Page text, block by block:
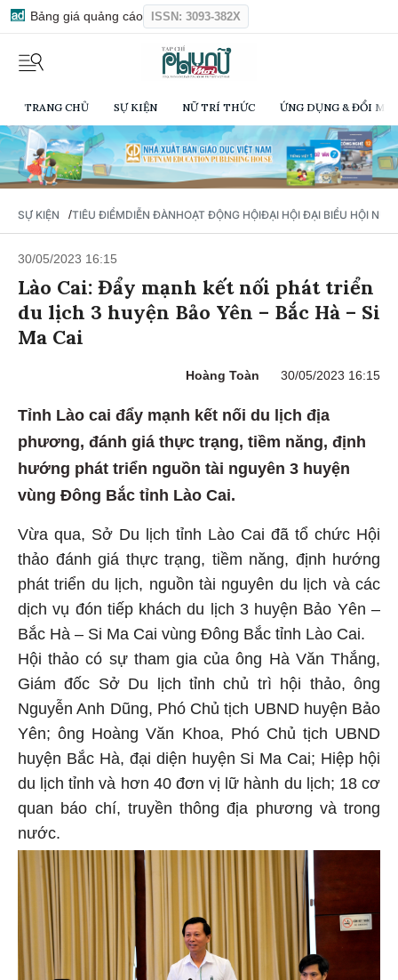
Bảng giá quảng cáo ISSN: 3093-382X
TRANG CHỦ SỰ KIỆN NỮ TRÍ THỨC ỨNG DỤNG & ĐỔI
SỰ KIỆN / TIÊU ĐIỂMDIỄN ĐÀNHOẠT ĐỘNG HỘIĐẠI HỘI ĐẠI BIỂU HỘI NỮ
30/05/2023 16:15
Lào Cai: Đẩy mạnh kết nối phát triển
du lịch 3 huyện Bảo Yên – Bắc Hà – Si
Ma Cai
Hoàng Toàn 30/05/2023 16:15
Tỉnh Lào cai đẩy mạnh kết nối du lịch địa
phương, đánh giá thực trạng, tiềm năng, định
hướng phát triển nguồn tài nguyên 3 huyện
vùng Đông Bắc tỉnh Lào Cai.
Vừa qua, Sở Du lịch tỉnh Lào Cai đã tổ chức Hội
thảo đánh giá thực trạng, tiềm năng, định hướng
phát triển du lịch, nguồn tài nguyên du lịch và các
dịch vụ đón tiếp khách du lịch 3 huyện Bảo Yên –
Bắc Hà – Si Ma Cai vùng Đông Bắc tỉnh Lào Cai.
Hội thảo có sự tham gia của ông Hà Văn Thắng,
Giám đốc Sở Du lịch tỉnh chủ trì hội thảo, ông
Nguyễn Anh Dũng, Phó Chủ tịch UBND huyện Bảo
Yên; ông Hoàng Văn Khoa, Phó Chủ tịch UBND
huyện Bắc Hà, đại diện huyện Si Ma Cai; Hiệp hội
du lịch tỉnh và hơn 40 đơn vị lữ hành du lịch; 18 cơ
quan báo chí, truyền thông địa phương và trong
nước.